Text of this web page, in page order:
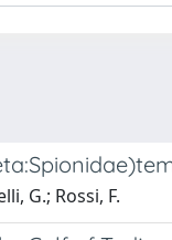
G.; Rossi, F.